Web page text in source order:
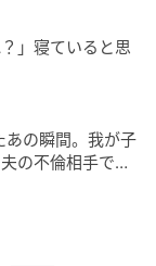
熱演。家族の
39回日本アカ
など、国内外
」寝ていると思
の瞬間。我が子
の不倫相手でし